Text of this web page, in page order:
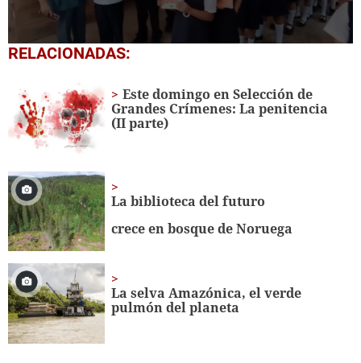
0
seconds
minute,
56
seconds
RELACIONADAS:
Este domingo en Selección de
Grandes Crímenes: La penitencia
(II parte)
La biblioteca del futuro
crece en bosque de Noruega
La selva Amazónica, el verde
pulmón del planeta